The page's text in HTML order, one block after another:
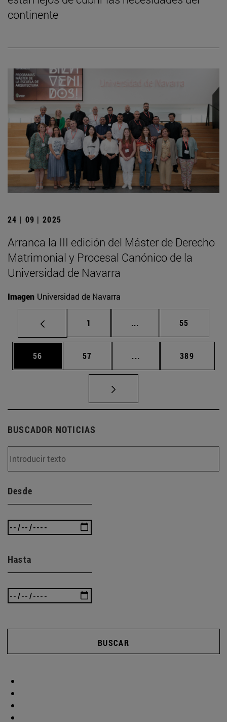
continente
24 | 09 | 2025
Arranca la III edición del Máster de Derecho
Matrimonial y Procesal Canónico de la
Universidad de Navarra
Imagen Universidad de Navarra
Página
1 ... Páginas intermedias
Página
55
Página
56 Página
57 ... Páginas intermedias
Página
389
BUSCADOR NOTICIAS
Desde
Hasta
BUSCAR